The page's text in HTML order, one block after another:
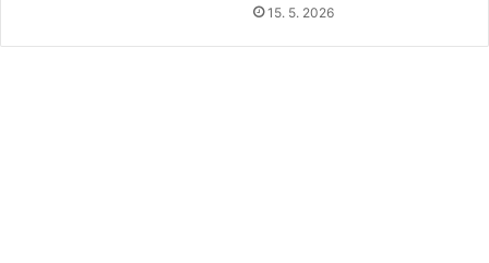
15. 5. 2026